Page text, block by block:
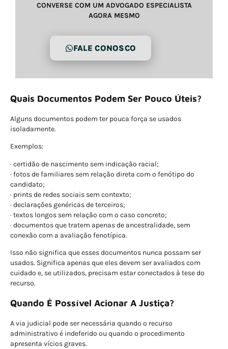
CONVERSE COM UM ADVOGADO ESPECIALISTA
AGORA MESMO
FALE CONOSCO
Quais Documentos Podem Ser Pouco Úteis?
Alguns documentos podem ter pouca força se usados
isoladamente.
Exemplos:
· certidão de nascimento sem indicação racial;
· fotos de familiares sem relação direta com o fenótipo do
candidato;
· prints de redes sociais sem contexto;
· declarações genéricas de terceiros;
· textos longos sem relação com o caso concreto;
· documentos que tratem apenas de ancestralidade, sem
conexão com a avaliação fenotípica.
Isso não significa que esses documentos nunca possam ser
usados. Significa apenas que eles devem ser avaliados com
cuidado e, se utilizados, precisam estar conectados à tese do
recurso.
Quando É Possível Acionar A Justiça?
A via judicial pode ser necessária quando o recurso
administrativo é indeferido ou quando o procedimento
apresenta vícios graves.